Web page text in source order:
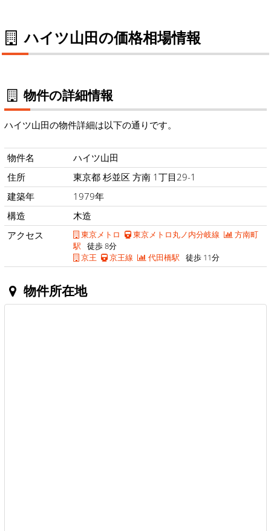
ハイツ山田の価格相場情報
物件の詳細情報
ハイツ山田の物件詳細は以下の通りです。
物件名
ハイツ山田
住所
東京都 杉並区 方南 1丁目29-1
建築年
1979年
構造
木造
アクセス
東京メトロ 東京メトロ丸ノ内分岐線
方南町
駅 徒歩 8分
京王
京王線 代田橋駅 徒歩 11分
物件所在地